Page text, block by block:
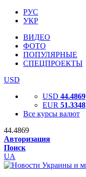
РУС
УКР
ВИДЕО
ФОТО
ПОПУЛЯРНЫЕ
СПЕЦПРОЕКТЫ
USD
USD 44.4869
EUR 51.3348
Все курсы валют
44.4869
Авторизация
Поиск
UA